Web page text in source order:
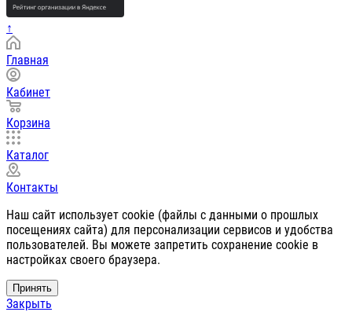
↑
Главная
Кабинет
Корзина
Каталог
Контакты
Наш сайт использует cookie (файлы с данными о прошлых
посещениях сайта) для персонализации сервисов и удобства
пользователей. Вы можете запретить сохранение cookie в
настройках своего браузера.
Принять
Закрыть